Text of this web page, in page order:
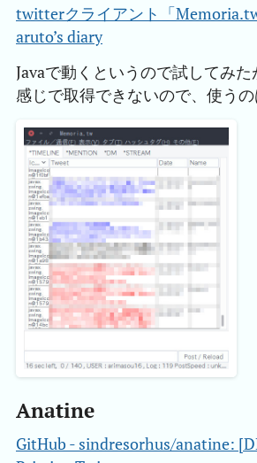
twitterクライアント「
aruto’s diary
Javaで動くというので試してみ
感じで取得できないので、使うの
Anatine
GitHub - sindresorhus/anatine: